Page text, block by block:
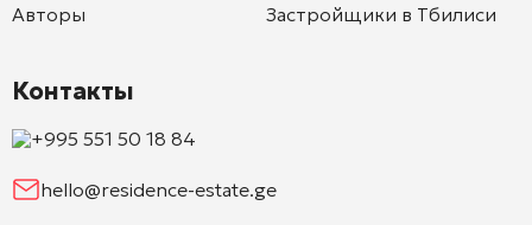
Авторы
Застройщики в Тбилиси
Контакты
+995 551 50 18 84
hello@residence-estate.ge